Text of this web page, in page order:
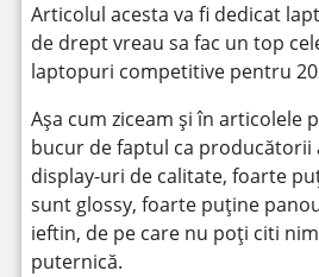
Articolul acesta va fi dedicat
de drept vreau sa fac un top
laptopuri competitive pentru
Așa cum ziceam și în articolele
bucur de faptul ca producătorii
display-uri de calitate, foarte
sunt glossy, foarte puține
ieftin, de pe care nu poți citi
puternică.